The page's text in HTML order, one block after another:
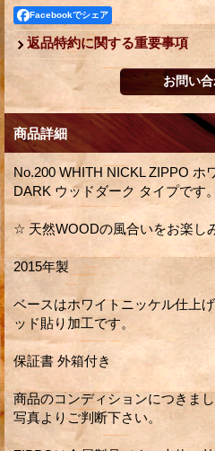
Facebookでシェア
返品特約に関する重要事項
商品詳細
No.200 WHITH NICKL ZIPPO ホ
DARK ウッドダーク タイプです。
☆ 天然WOODの風合いをお楽し
2015年製
ベースはホワイトニッケル仕上
ッド貼り加工です。
保証書 外箱付き
商品のコンディションにつきま
写真よりご判断下さい。